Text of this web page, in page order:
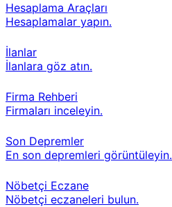
Hesaplama Araçları
Hesaplamalar yapın.
İlanlar
İlanlara göz atın.
Firma Rehberi
Firmaları inceleyin.
Son Depremler
En son depremleri görüntüleyin.
Nöbetçi Eczane
Nöbetçi eczaneleri bulun.